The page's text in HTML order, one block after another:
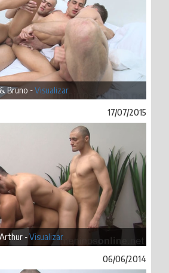
Bruno -Visualizar
17/07/2015
-Visualizar
06/06/2014